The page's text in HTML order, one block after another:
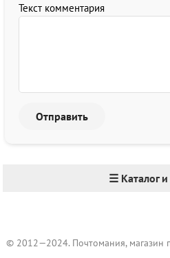
Текст комментария
☰ Каталог
© 2012—2024. Почтомания, магазин